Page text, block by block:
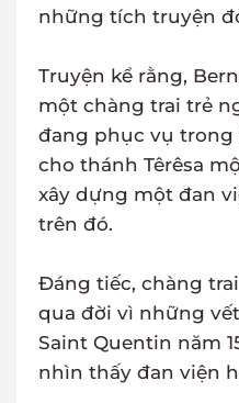
những tích truyện
Truyện kể rằng,
một chàng trai trẻ
đang phục vụ trong
cho thánh Têrêsa
xây dựng một đan
trên đó.
Đáng tiếc, chàng
qua đời vì những
Saint Quentin năm
nhìn thấy đan viện